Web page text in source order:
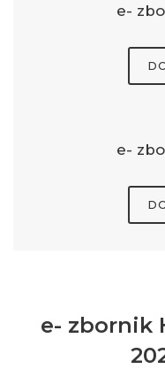
e-
e-
e- zbornik